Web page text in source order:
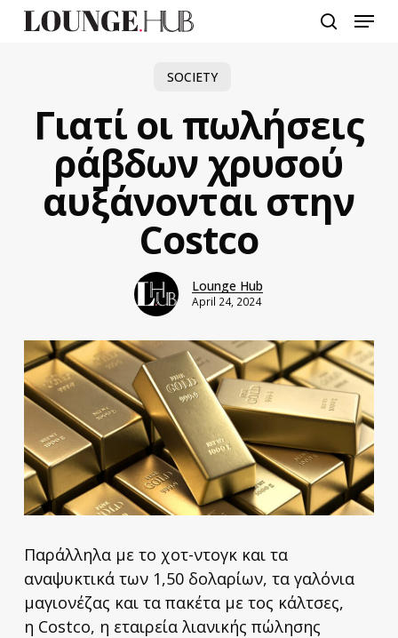
Menu
SOCIETY
Γιατί οι πωλήσεις
ράβδων χρυσού
αυξάνονται στην
Costco
Lounge Hub
April 24, 2024
Παράλληλα με το χοτ-ντογκ και τα
αναψυκτικά των 1,50 δολαρίων, τα γαλόνια
μαγιονέζας και τα πακέτα με τος κάλτσες,
η Costco, η εταιρεία λιανικής πώλησης